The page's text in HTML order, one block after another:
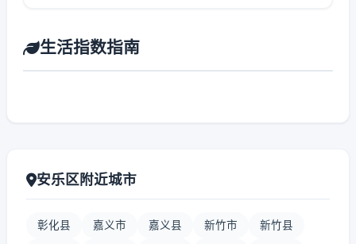
生活指数指南
安乐区附近城市
彰化县 嘉义市 嘉义县 新竹市 新竹县